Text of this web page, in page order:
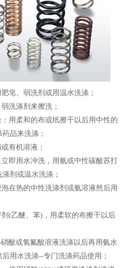
皂、弱洗剂或用温水洗涤；
洗涤剂来擦洗；
用柔和的布或纸擦干以后用中性的
品来洗涤；
有机溶液；
即用水冲洗，用氨或中性碳酸苏打
剂或温水洗涤；
热的中性洗涤剂或氨溶液然后用
(乙醚、苯)，用柔软的布擦干以后
酸或氢氟酸溶液洗涤以后再用氨水
用水洗涤--专门洗涤药品使用；